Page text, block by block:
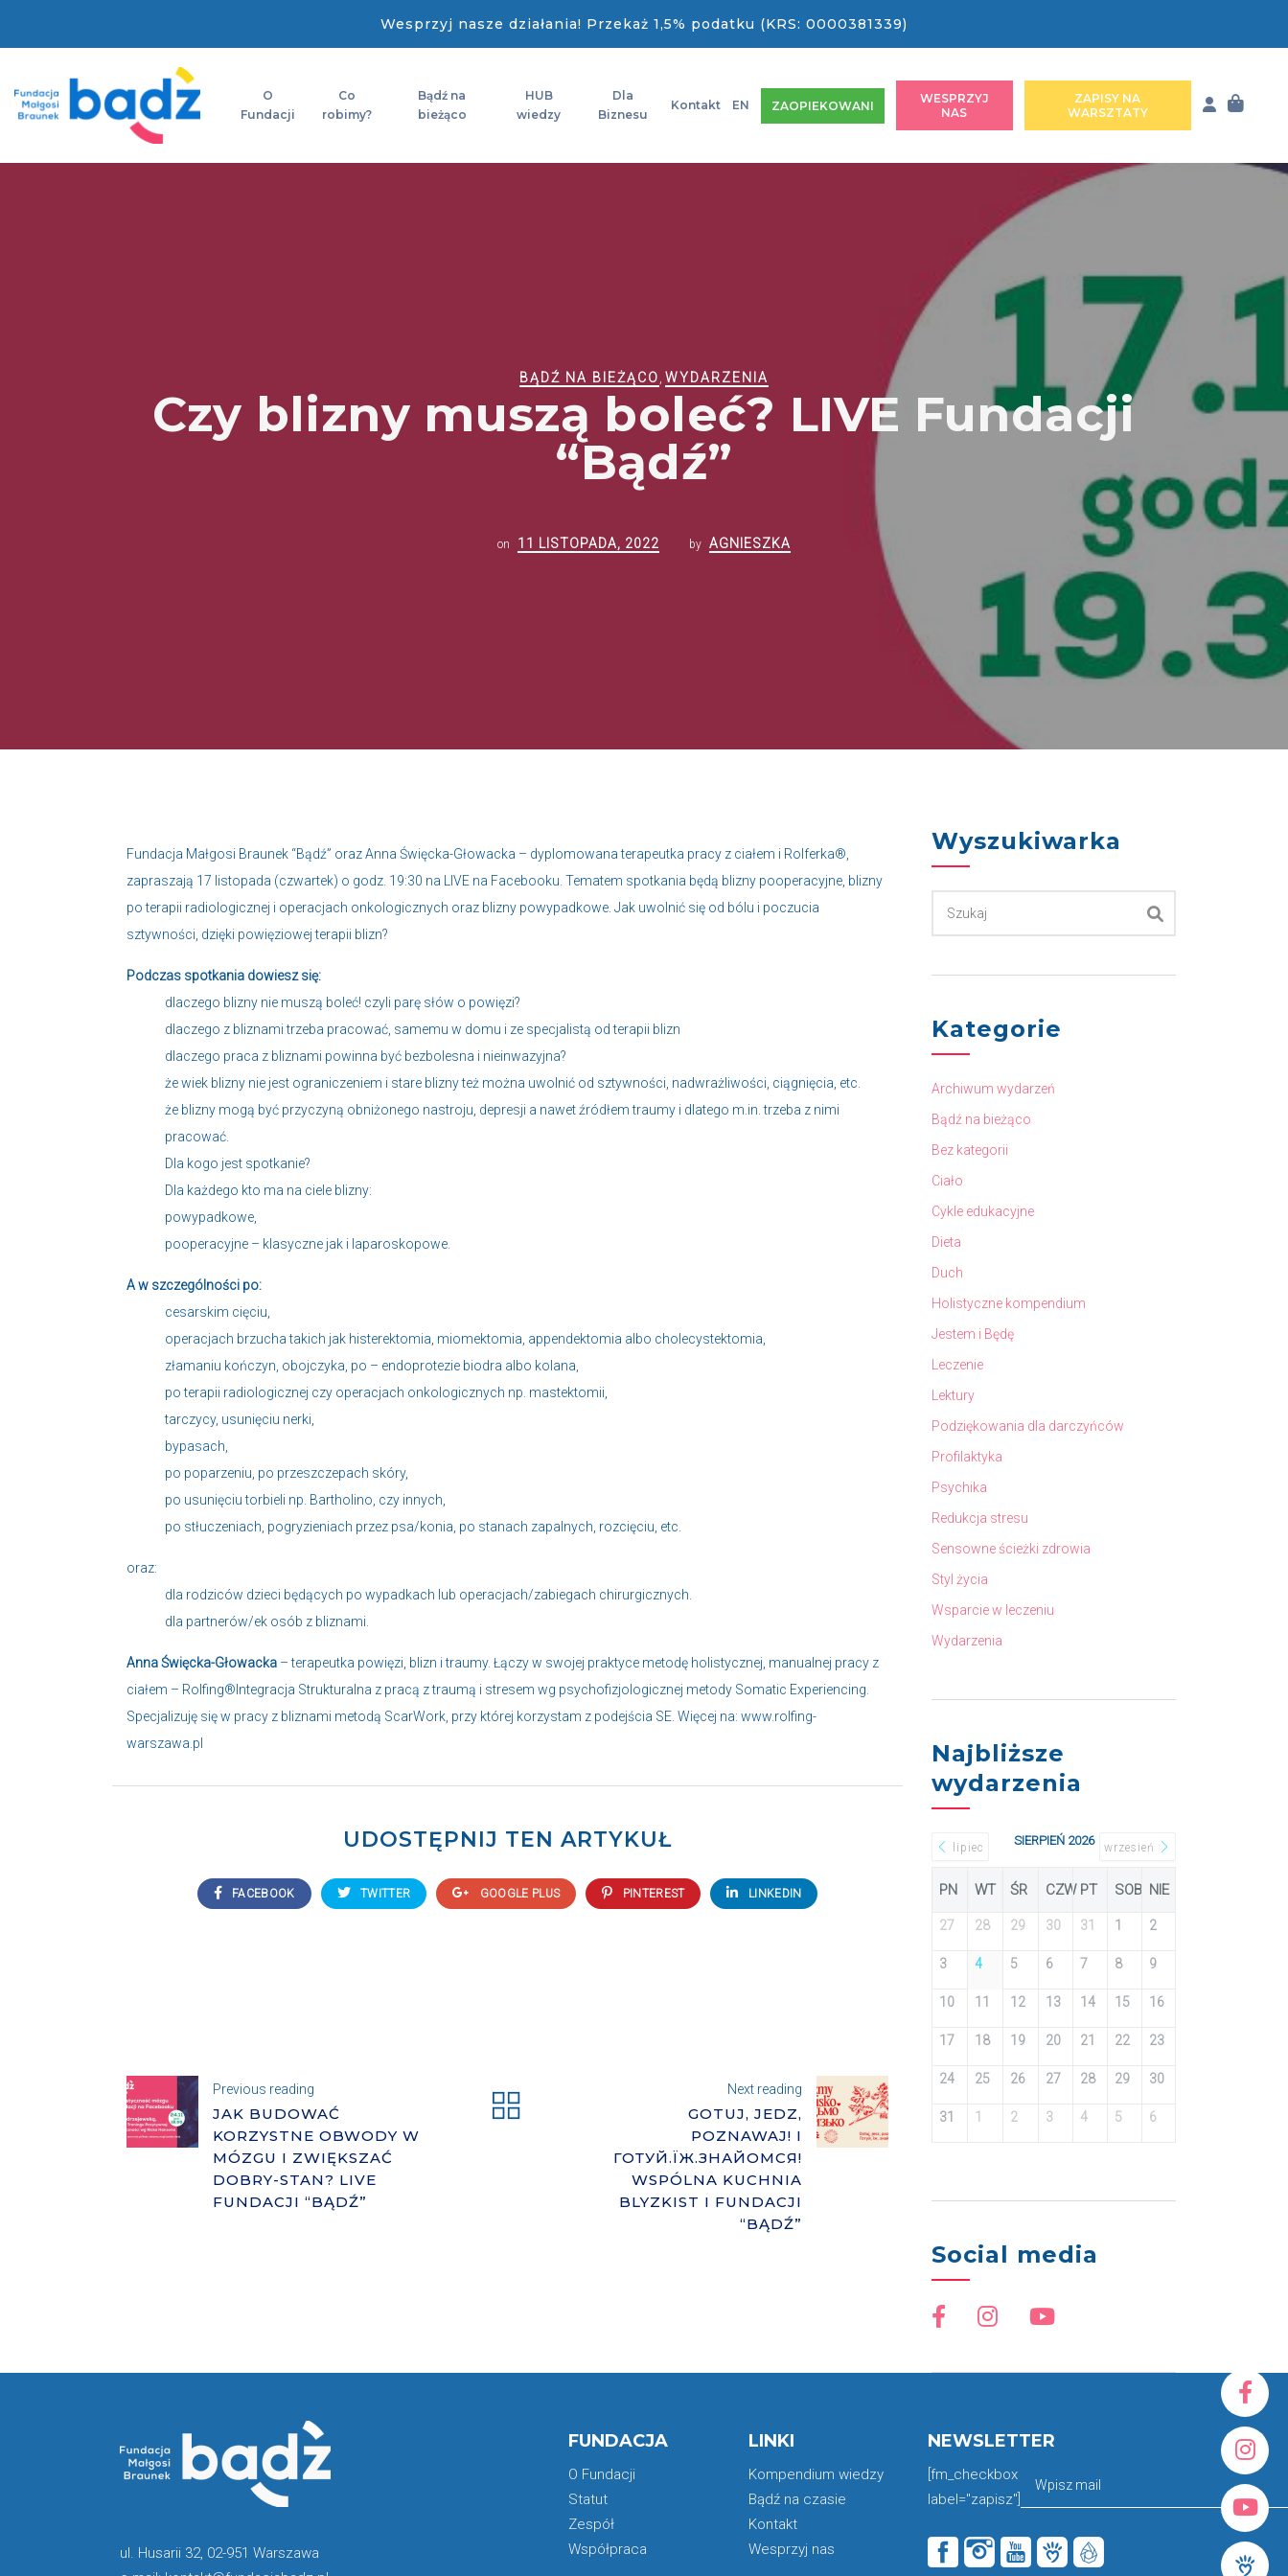
Wesprzyj nasze działania! Przekaż 1,5% podatku (KRS: 0000381339)
O
Fundacji
Co
robimy?
Bądź na
bieżąco
HUB
wiedzy
Dla
Biznesu
Kontakt EN ZAOPIEKOWANI
WESPRZYJ
NAS
ZAPISY NA
WARSZTATY
BĄDŹ NA BIEŻĄCO WYDARZENIA
Czy blizny muszą boleć? LIVE Fundacji
“Bądź”
on 11 LISTOPADA, 2022 by AGNIESZKA
Fundacja Małgosi Braunek “Bądź” oraz Anna Święcka-Głowacka – dyplomowana terapeutka pracy z ciałem i Rolferka®,
zapraszają 17 listopada (czwartek) o godz. 19:30 na LIVE na Facebooku. Tematem spotkania będą blizny pooperacyjne, blizny
po terapii radiologicznej i operacjach onkologicznych oraz blizny powypadkowe. Jak uwolnić się od bólu i poczucia
sztywności, dzięki powięziowej terapii blizn?
Podczas spotkania dowiesz się:
dlaczego blizny nie muszą boleć! czyli parę słów o powięzi?
dlaczego z bliznami trzeba pracować, samemu w domu i ze specjalistą od terapii blizn
dlaczego praca z bliznami powinna być bezbolesna i nieinwazyjna?
że wiek blizny nie jest ograniczeniem i stare blizny też można uwolnić od sztywności, nadwrażliwości, ciągnięcia, etc.
że blizny mogą być przyczyną obniżonego nastroju, depresji a nawet źródłem traumy i dlatego m.in. trzeba z nimi
pracować.
Dla kogo jest spotkanie?
Dla każdego kto ma na ciele blizny:
powypadkowe,
pooperacyjne – klasyczne jak i laparoskopowe.
A w szczególności po:
cesarskim cięciu,
operacjach brzucha takich jak histerektomia, miomektomia, appendektomia albo cholecystektomia,
złamaniu kończyn, obojczyka, po – endoprotezie biodra albo kolana,
po terapii radiologicznej czy operacjach onkologicznych np. mastektomii,
tarczycy, usunięciu nerki,
bypasach,
po poparzeniu, po przeszczepach skóry,
po usunięciu torbieli np. Bartholino, czy innych,
po stłuczeniach, pogryzieniach przez psa/konia, po stanach zapalnych, rozcięciu, etc.
oraz:
dla rodziców dzieci będących po wypadkach lub operacjach/zabiegach chirurgicznych.
dla partnerów/ek osób z bliznami.
Anna Święcka-Głowacka – terapeutka powięzi, blizn i traumy. Łączy w swojej praktyce metodę holistycznej, manualnej pracy z
ciałem – Rolfing®Integracja Strukturalna z pracą z traumą i stresem wg psychofizjologicznej metody Somatic Experiencing.
Specjalizuję się w pracy z bliznami metodą ScarWork, przy której korzystam z podejścia SE. Więcej na: www.rolfing-
warszawa.pl
UDOSTĘPNIJ TEN ARTYKUŁ
FACEBOOK TWITTER GOOGLE PLUS PINTEREST LINKEDIN
Previous reading
JAK BUDOWAĆ
KORZYSTNE OBWODY W
MÓZGU I ZWIĘKSZAĆ
DOBRY-STAN? LIVE
FUNDACJI “BĄDŹ”
Next reading
GOTUJ, JEDZ,
POZNAWAJ! I
ГОТУЙ.ЇЖ.ЗНАЙОМСЯ!
WSPÓLNA KUCHNIA
BLYZKIST I FUNDACJI
“BĄDŹ”
Wyszukiwarka
Kategorie
Archiwum wydarzeń
Bądź na bieżąco
Bez kategorii
Ciało
Cykle edukacyjne
Dieta
Duch
Holistyczne kompendium
Jestem i Będę
Leczenie
Lektury
Podziękowania dla darczyńców
Profilaktyka
Psychika
Redukcja stresu
Sensowne ścieżki zdrowia
Styl życia
Wsparcie w leczeniu
Wydarzenia
Najbliższe
wydarzenia
lipiec SIERPIEŃ 2026 wrzesień
PN WT ŚR CZW PT SOB NIE
27 28 29 30 31 1 2
3 4 5 6 7 8 9
10 11 12 13 14 15 16
17 18 19 20 21 22 23
24 25 26 27 28 29 30
31 1 2 3 4 5 6
Social media
ul. Husarii 32, 02-951 Warszawa
FUNDACJA
O Fundacji
Statut
Zespół
Współpraca
LINKI
Kompendium wiedzy
Bądź na czasie
Kontakt
Wesprzyj nas
NEWSLETTER
[fm_checkbox
label="zapisz"]